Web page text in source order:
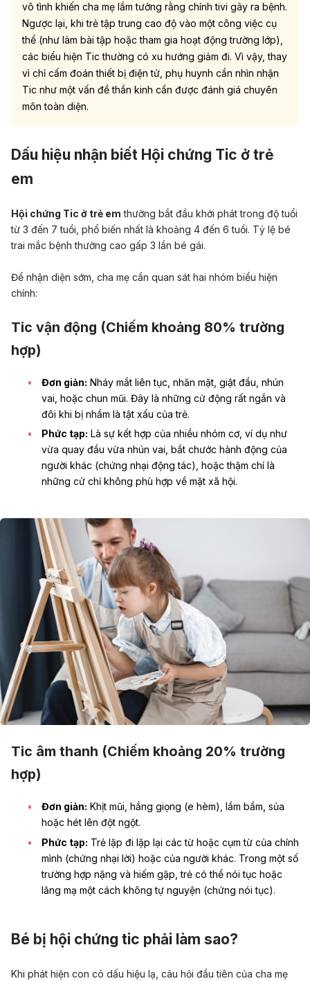
vô tình khiến cha mẹ lầm tưởng rằng chính tivi gây ra bệnh.
Ngược lại, khi trẻ tập trung cao độ vào một công việc cụ
thể (như làm bài tập hoặc tham gia hoạt động trường lớp),
các biểu hiện Tic thường có xu hướng giảm đi. Vì vậy, thay
vì chỉ cấm đoán thiết bị điện tử, phụ huynh cần nhìn nhận
Tic như một vấn đề thần kinh cần được đánh giá chuyên
môn toàn diện.
Dấu hiệu nhận biết Hội chứng Tic ở trẻ
em
Hội chứng Tic ở trẻ em thường bắt đầu khởi phát trong độ tuổi
từ 3 đến 7 tuổi, phổ biến nhất là khoảng 4 đến 6 tuổi. Tỷ lệ bé
trai mắc bệnh thường cao gấp 3 lần bé gái.
Để nhận diện sớm, cha mẹ cần quan sát hai nhóm biểu hiện
chính:
Tic vận động (Chiếm khoảng 80% trường
hợp)
Đơn giản: Nháy mắt liên tục, nhăn mặt, giật đầu, nhún
vai, hoặc chun mũi. Đây là những cử động rất ngắn và
đôi khi bị nhầm là tật xấu của trẻ.
Phức tạp: Là sự kết hợp của nhiều nhóm cơ, ví dụ như
vừa quay đầu vừa nhún vai, bắt chước hành động của
người khác (chứng nhại động tác), hoặc thậm chí là
những cử chỉ không phù hợp về mặt xã hội.
Tic âm thanh (Chiếm khoảng 20% trường
hợp)
Đơn giản: Khịt mũi, hắng giọng (e hèm), lầm bầm, sủa
hoặc hét lên đột ngột.
Phức tạp: Trẻ lặp đi lặp lại các từ hoặc cụm từ của chính
mình (chứng nhại lời) hoặc của người khác. Trong một số
trường hợp nặng và hiếm gặp, trẻ có thể nói tục hoặc
lăng mạ một cách không tự nguyện (chứng nói tục).
Bé bị hội chứng tic phải làm sao?
Khi phát hiện con có dấu hiệu lạ, câu hỏi đầu tiên của cha mẹ